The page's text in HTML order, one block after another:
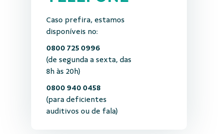
Caso prefira, estamos
disponíveis no:
0800 725 0996
(de segunda a sexta, das
8h às 20h)
0800 940 0458
(para deficientes
auditivos ou de fala)